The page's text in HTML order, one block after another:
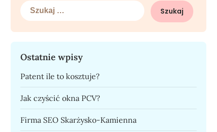
Szukaj:
Ostatnie wpisy
Patent ile to kosztuje?
Jak czyścić okna PCV?
Firma SEO Skarżysko-Kamienna